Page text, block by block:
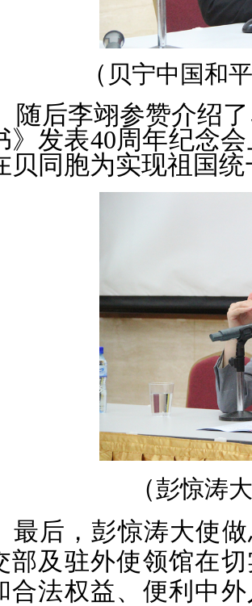
（ 贝宁中国和
随后李翊参赞介绍
》发表40周年纪念
贝同胞为实现祖国
（彭惊涛
最后，彭惊涛大使
部及驻外使领馆在
合法权益、便利中